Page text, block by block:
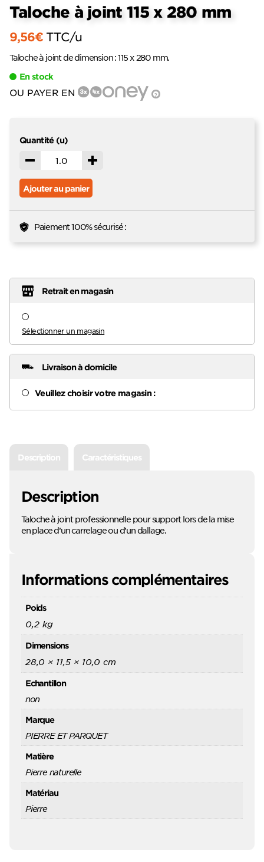
Taloche à joint 115 x 280 mm
9,56€ TTC/u
Taloche à joint de dimension : 115 x 280 mm.
En stock
OU PAYER EN ?
Quantité (u)
Décrémenter Incrémenter
Ajouter au panier
Paiement 100% sécurisé :
Retrait en magasin
Sélectionner un magasin
Livraison à domicile
Veuillez choisir votre magasin :
Description Caractéristiques
Description
Taloche à joint professionnelle pour support lors de la mise
en place d’un carrelage ou d’un dallage.
Informations complémentaires
Poids
0,2 kg
Dimensions
28,0 × 11,5 × 10,0 cm
Echantillon
non
Marque
PIERRE ET PARQUET
Matière
Pierre naturelle
Matériau
Pierre